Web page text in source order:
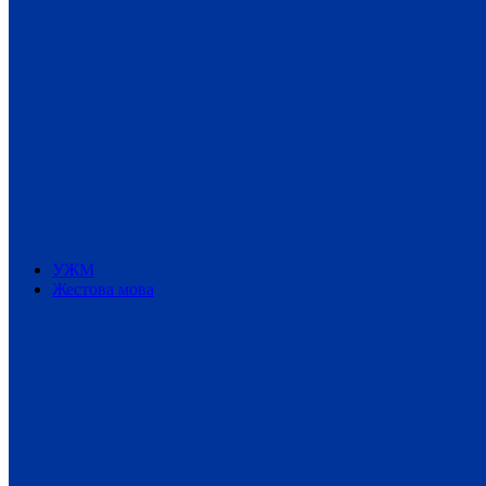
УЖМ
Жестова мова